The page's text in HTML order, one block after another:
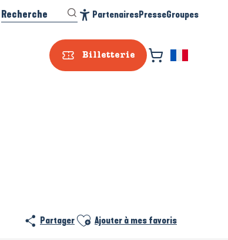
Billetterie
Recherche PartenairesPresseGroupes
Partager Ajouter aux favoris
Ajouter à mes favoris